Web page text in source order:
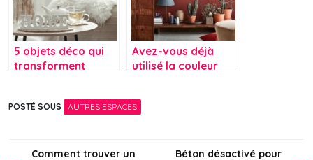
5 objets déco qui
transforment
fait froid
Avez-vous déjà
utilisé la couleur
POSTÉ SOUS AUTRES ESPACES
Comment trouver un
Béton désactivé pour